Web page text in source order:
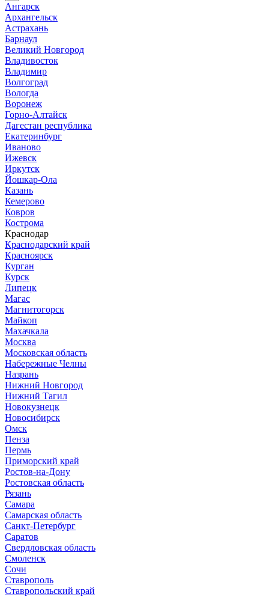
Ангарск
Архангельск
Астрахань
Барнаул
Великий Новгород
Владивосток
Владимир
Волгоград
Вологда
Воронеж
Горно-Алтайск
Дагестан республика
Екатеринбург
Иваново
Ижевск
Иркутск
Йошкар-Ола
Казань
Кемерово
Ковров
Кострома
Краснодар
Краснодарский край
Красноярск
Курган
Курск
Липецк
Магас
Магнитогорск
Майкоп
Махачкала
Москва
Московская область
Набережные Челны
Назрань
Нижний Новгород
Нижний Тагил
Новокузнецк
Новосибирск
Омск
Пенза
Пермь
Приморский край
Ростов-на-Дону
Ростовская область
Рязань
Самара
Самарская область
Санкт-Петербург
Саратов
Свердловская область
Смоленск
Сочи
Ставрополь
Ставропольский край